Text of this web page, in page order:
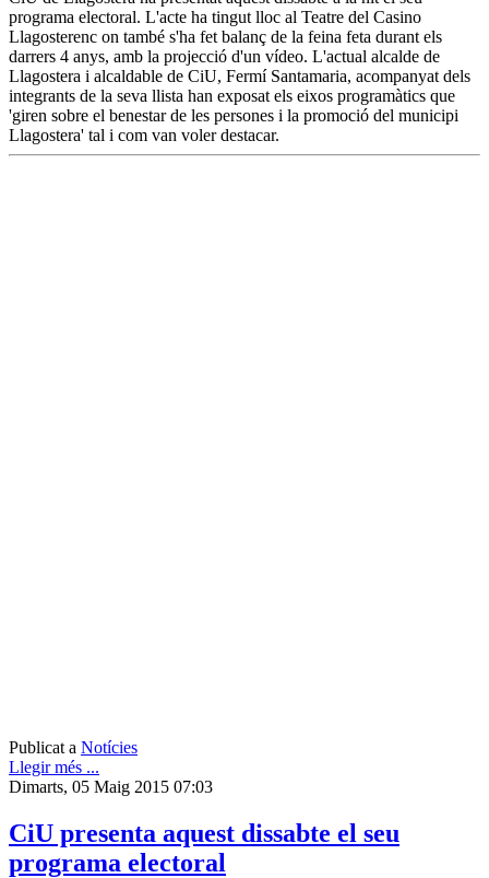
programa electoral. L'acte ha tingut lloc al Teatre del Casino
Llagosterenc on també s'ha fet balanç de la feina feta durant els
darrers 4 anys, amb la projecció d'un vídeo. L'actual alcalde de
Llagostera i alcaldable de CiU, Fermí Santamaria, acompanyat dels
integrants de la seva llista han exposat els eixos programàtics que
'giren sobre el benestar de les persones i la promoció del municipi
Llagostera' tal i com van voler destacar.
Publicat a Notícies
Llegir més ...
Dimarts, 05 Maig 2015 07:03
CiU presenta aquest dissabte el seu
programa electoral